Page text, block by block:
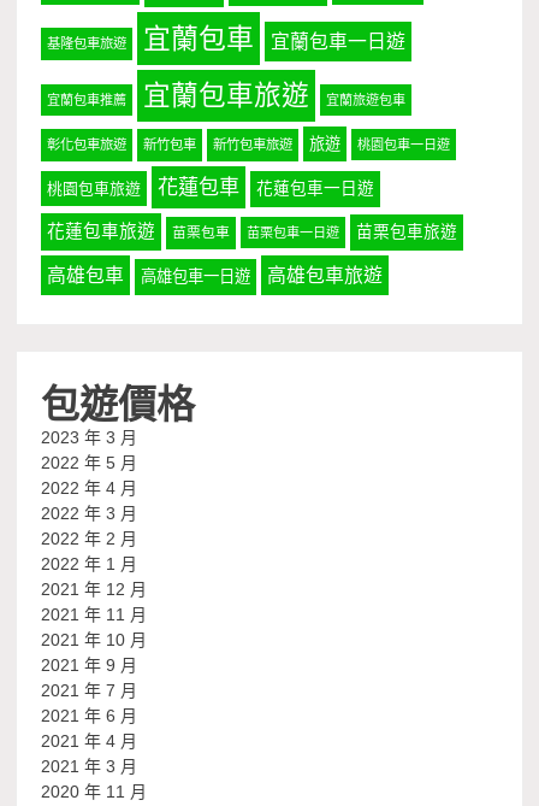
基隆包車旅遊 宜蘭包車 宜蘭包車一日遊
宜蘭包車推薦 宜蘭包車旅遊 宜蘭旅遊包車
彰化包車旅遊 新竹包車 新竹包車旅遊 旅遊 桃園包車一日遊
桃園包車旅遊 花蓮包車 花蓮包車一日遊
花蓮包車旅遊 苗栗包車 苗栗包車一日遊 苗栗包車旅遊
高雄包車 高雄包車一日遊 高雄包車旅遊
包遊價格
2023 年 3 月
2022 年 5 月
2022 年 4 月
2022 年 3 月
2022 年 2 月
2022 年 1 月
2021 年 12 月
2021 年 11 月
2021 年 10 月
2021 年 9 月
2021 年 7 月
2021 年 6 月
2021 年 4 月
2021 年 3 月
2020 年 11 月